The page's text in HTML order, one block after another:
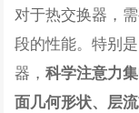
对于热交换器，
段的性能。特别
器，科学注意力
面几何形状、层